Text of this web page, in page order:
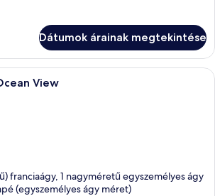
Dátumok árainak megtekintése
Egy modern, kültéri terasz
View
franciaágy, 1 nagyméretű egyszemélyes ágy
(egyszemélyes ágy méret)